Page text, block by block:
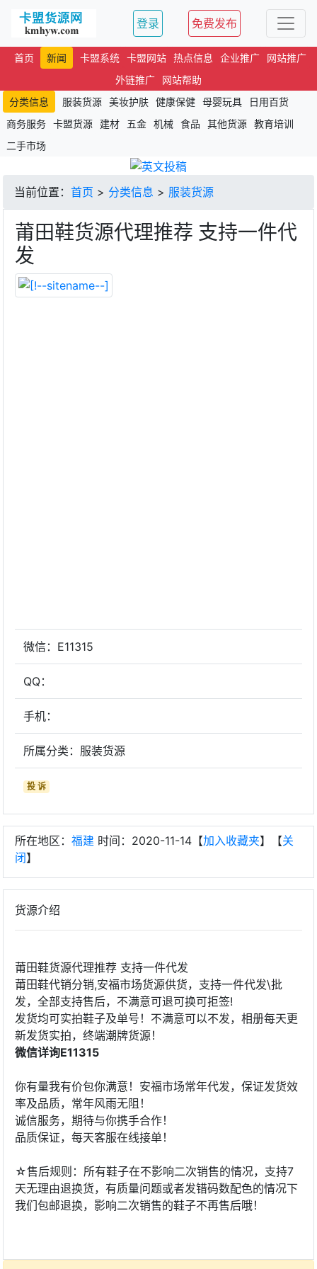
登录 免费发布
首页 新闻 卡盟系统 卡盟网站 热点信息 企业推广
网站推广
外链推广
网站帮助
分类信息
服装货源 美妆护肤 健康保健 母婴玩具
日用百货
商务服务 卡盟货源 建材 五金 机械 食品 其他货源 教育培训
二手市场
当前位置： 首页 > 分类信息 > 服装货源
莆田鞋货源代理推荐 支持一件代
发
微信：E11315
QQ：
手机：
所属分类：服装货源
投 诉
所在地区： 福建 时间：2020-11-14【加入收藏夹】【关
闭】
货源介绍
莆田鞋货源代理推荐 支持一件代发
莆田鞋代销分销,安福市场货源供货，支持一件代发\批
发，全部支持售后，不满意可退可换可拒签!
发货均可实拍鞋子及单号！不满意可以不发，相册每天更
新发货实拍，终端潮牌货源！
微信详询E11315
你有量我有价包你满意！安福市场常年代发，保证发货效
率及品质，常年风雨无阻！
诚信服务，期待与你携手合作！
品质保证，每天客服在线接单！
☆售后规则：所有鞋子在不影响二次销售的情况，支持7
天无理由退换货，有质量问题或者发错码数配色的情况下
我们包邮退换，影响二次销售的鞋子不再售后哦！